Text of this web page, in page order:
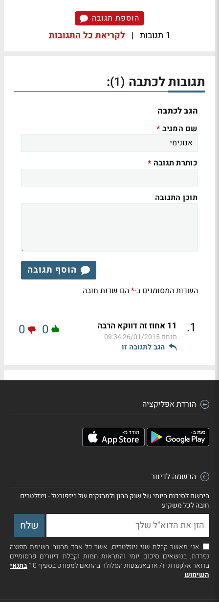
הוספת תגובה
1 תגובות | לקריאת כל התגובות
תגובות לכתבה (1)
:
הגב לכתבה
שם המגיב *
כותרת תגובה *
תוכן התגובה
הוסף תגובה
השדות המסומנים ב-*הם שדות חובה
1
. 11 אחוז זה דווקא הרבה
מנחם26/01/2015 09:34
הגב לתגובה זו
0
0
הורדת אפליקציה
הרשמה לדיוור
הירשם לסיכום היומי של שוק ההון ולמבזקים של ביזפורטל - ניוזלטרים
חובה לכל משקיע
אני מאשר קבלת שני ניוזלטרים, אשר כל אחד מהווה רשימת תפוצה
נפרדת, בנושאים סיכום יומי והתראות חמות וקבלת דיוורים פרסומיים
בדואר אלקטרוני ו/ או באמצעות הסלולר בהתאם למפורט בסעיף 10
בתנאי
השימוש